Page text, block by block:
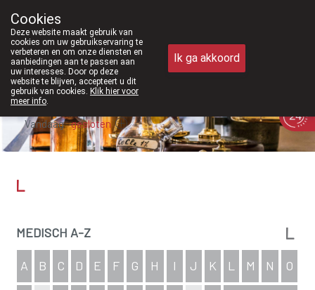
we voortaan ook weer op zaterdag open van 8u30 tot 12u30.
011/610300
Vandaag gesloten
L
MEDISCH A-Z L
A B C D E F G H I J K L M N O
Cookies
Deze website maakt gebruik van
cookies om uw gebruikservaring te
verbeteren en om onze diensten en
aanbiedingen aan te passen aan
uw interesses. Door op deze
website te blijven, accepteert u dit
gebruik van cookies. Klik hier voor
meer info.
Ik ga akkoord